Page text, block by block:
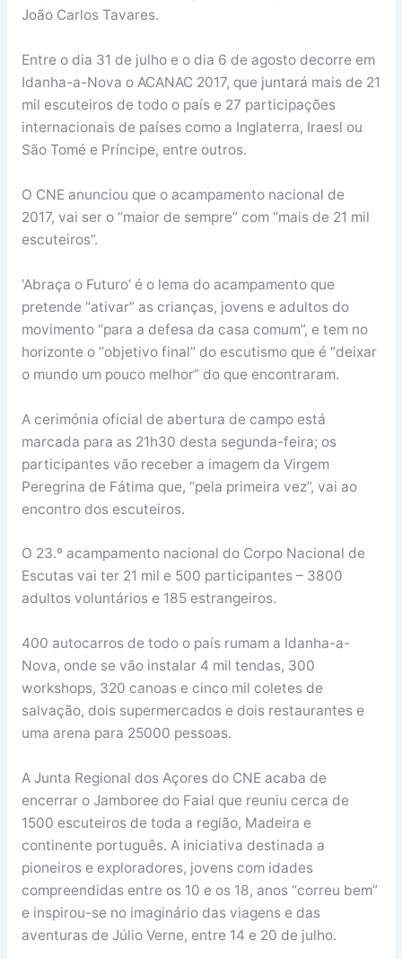
João Carlos Tavares.
Entre o dia 31 de julho e o dia 6 de agosto decorre em
Idanha-a-Nova o ACANAC 2017, que juntará mais de 21
mil escuteiros de todo o país e 27 participações
internacionais de países como a Inglaterra, Iraesl ou
São Tomé e Príncipe, entre outros.
O CNE anunciou que o acampamento nacional de
2017, vai ser o “maior de sempre” com “mais de 21 mil
escuteiros”.
‘Abraça o Futuro’ é o lema do acampamento que
pretende “ativar” as crianças, jovens e adultos do
movimento “para a defesa da casa comum”, e tem no
horizonte o “objetivo final” do escutismo que é “deixar
o mundo um pouco melhor” do que encontraram.
A cerimónia oficial de abertura de campo está
marcada para as 21h30 desta segunda-feira; os
participantes vão receber a imagem da Virgem
Peregrina de Fátima que, “pela primeira vez”, vai ao
encontro dos escuteiros.
O 23.º acampamento nacional do Corpo Nacional de
Escutas vai ter 21 mil e 500 participantes – 3800
adultos voluntários e 185 estrangeiros.
400 autocarros de todo o país rumam a Idanha-a-
Nova, onde se vão instalar 4 mil tendas, 300
workshops, 320 canoas e cinco mil coletes de
salvação, dois supermercados e dois restaurantes e
uma arena para 25000 pessoas.
A Junta Regional dos Açores do CNE acaba de
encerrar o Jamboree do Faial que reuniu cerca de
1500 escuteiros de toda a região, Madeira e
continente português. A iniciativa destinada a
pioneiros e exploradores, jovens com idades
compreendidas entre os 10 e os 18, anos “correu bem”
e inspirou-se no imaginário das viagens e das
aventuras de Júlio Verne, entre 14 e 20 de julho.